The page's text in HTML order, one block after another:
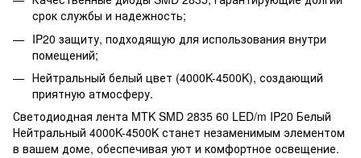
срок службы и надежность;
IP20 защиту, подходящую для использования внутри
помещений;
Нейтральный белый цвет (4000K-4500K), создающий
приятную атмосферу.
Светодиодная лента MTK SMD 2835 60 LED/m IP20 Белый
Нейтральный 4000K-4500K станет незаменимым элементом
в вашем доме, обеспечивая уют и комфортное освещение.